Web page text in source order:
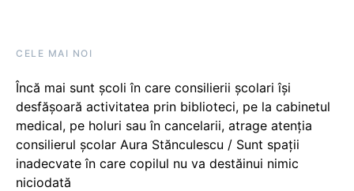
CELE MAI NOI
Încă mai sunt școli în care consilierii școlari își
desfășoară activitatea prin biblioteci, pe la cabinetul
medical, pe holuri sau în cancelarii, atrage atenția
consilierul școlar Aura Stănculescu / Sunt spații
inadecvate în care copilul nu va destăinui nimic
niciodată